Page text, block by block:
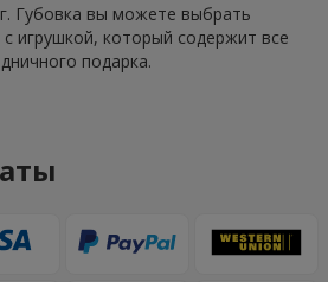
Губовка вы можете выбрать
игрушкой, который содержит все
подарка.